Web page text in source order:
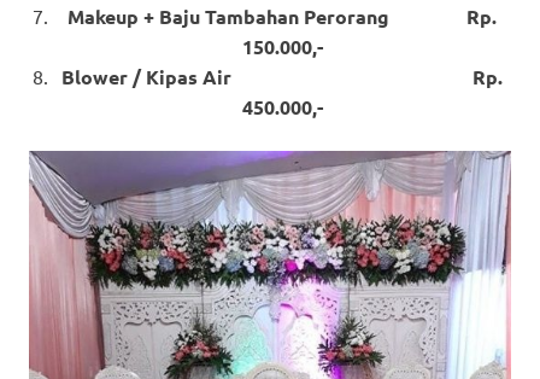
Makeup + Baju Tambahan Perorang Rp.
150.000,-
Blower / Kipas Air Rp.
450.000,-